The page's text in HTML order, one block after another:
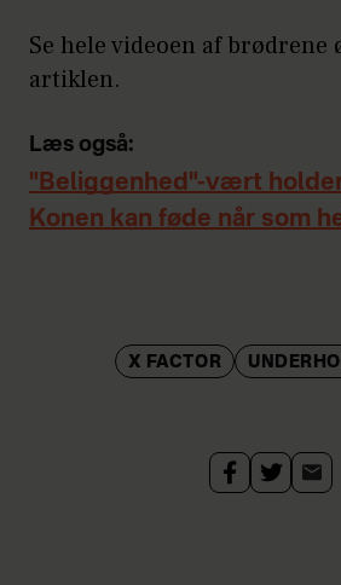
Se hele videoen af brødrene
artiklen.
Læs også:
"Beliggenhed"-vært
Konen kan føde når som
X FACTOR